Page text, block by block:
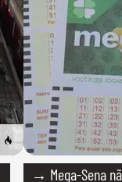
→ Mega-Sena